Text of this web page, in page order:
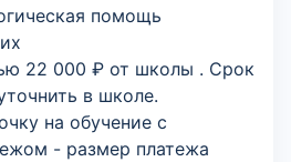
помощь
22 000 ₽ от школы . Срок
в школе.
на обучение с
- размер платежа